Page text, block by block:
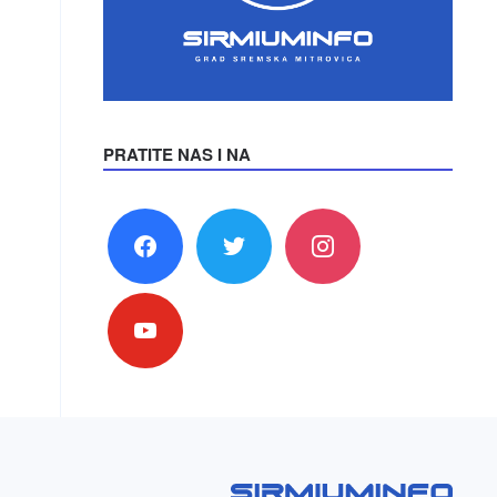
PRATITE NAS I NA
facebook twitter instagram
youtube